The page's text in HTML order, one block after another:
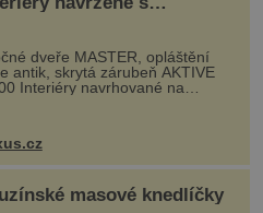
i vášní!
dveře MASTER, opláštění
antik, skrytá zárubeň AKTIVE
Interiéry navrhované na
často vyžadují atypické
nejen nábytku, ale i
umož...
masové knedlíčky